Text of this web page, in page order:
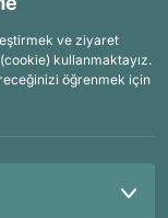
ve ziyaret
(cookie) kullanmaktayız.
öğrenmek için